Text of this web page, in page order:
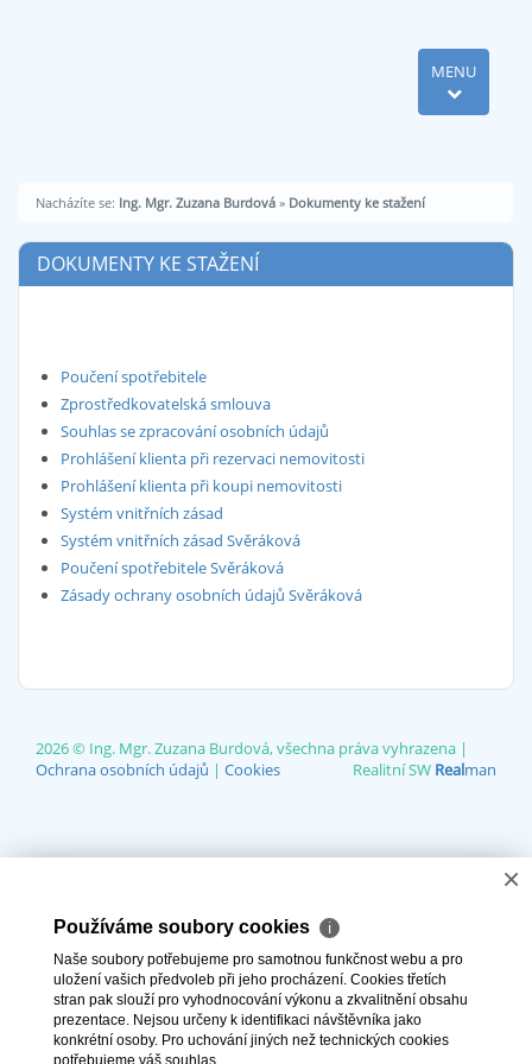
MENU
Nacházíte se: Ing. Mgr. Zuzana Burdová » Dokumenty ke stažení
DOKUMENTY KE STAŽENÍ
Poučení spotřebitele
Zprostředkovatelská smlouva
Souhlas se zpracování osobních údajů
Prohlášení klienta při rezervaci nemovitosti
Prohlášení klienta při koupi nemovitosti
Systém vnitřních zásad
Systém vnitřních zásad Svěráková
Poučení spotřebitele Svěráková
Zásady ochrany osobních údajů Svěráková
2026 © Ing. Mgr. Zuzana Burdová, všechna práva vyhrazena |
Ochrana osobních údajů | Cookies Realitní SW Realman
×
Používáme soubory cookies ℹ
Naše soubory potřebujeme pro samotnou funkčnost webu a pro
uložení vašich předvoleb při jeho procházení. Cookies třetích
stran pak slouží pro vyhodnocování výkonu a zkvalitnění obsahu
prezentace. Nejsou určeny k identifikaci návštěvníka jako
konkrétní osoby. Pro uchování jiných než technických cookies
potřebujeme váš souhlas.